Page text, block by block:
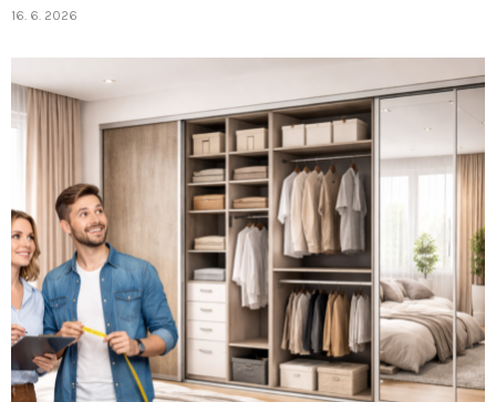
16. 6. 2026